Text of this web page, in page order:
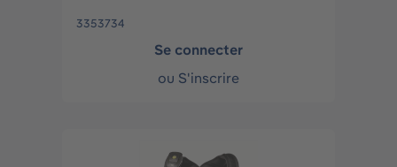
3353734
Se connecter
ou S'inscrire